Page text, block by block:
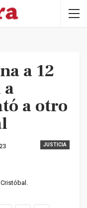
a 12
a
a otro
JUSTICIA